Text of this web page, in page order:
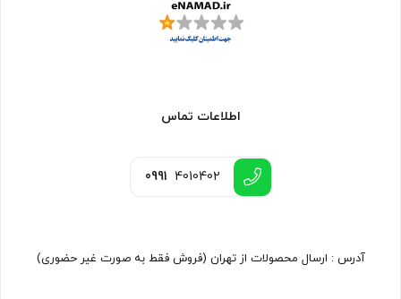
اطلاعات تماس
0991 4010402
آدرس : ارسال محصولات از تهران (فروش فقط به صورت غیر حضوری)